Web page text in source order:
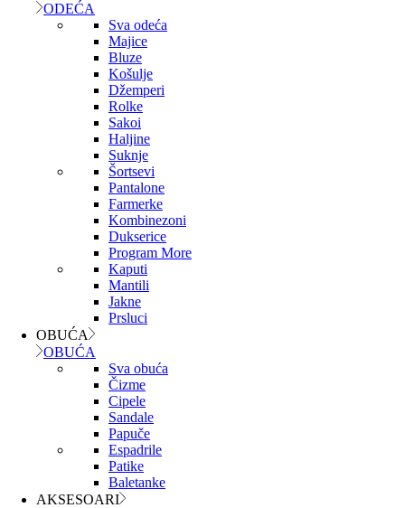
ODEĆA
Sva odeća
Majice
Bluze
Košulje
Džemperi
Rolke
Sakoi
Haljine
Suknje
Šortsevi
Pantalone
Farmerke
Kombinezoni
Dukserice
Program More
Kaputi
Mantili
Jakne
Prsluci
OBUĆA
OBUĆA
Sva obuća
Čizme
Cipele
Sandale
Papuče
Espadrile
Patike
Baletanke
AKSESOARI